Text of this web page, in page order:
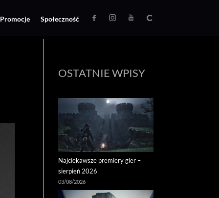
Promocje Społeczność
OSTATNIE WPISY
Najciekawsze premiery gier –
sierpień 2026
03/08/2026